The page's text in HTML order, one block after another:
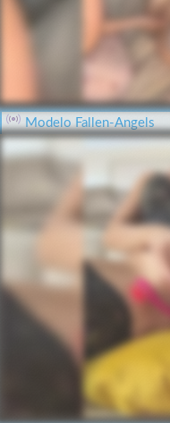
Modelo Fallen-Angels